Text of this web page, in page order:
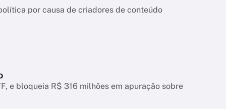
por causa de criadores de conteúdo
e bloqueia R$ 316 milhões em apuração sobre